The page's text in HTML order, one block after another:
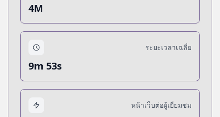
4M
ระยะเวลาเฉลี่ย
9m 53s
หน้าเว็บต่อผู้เยี่ยมชม